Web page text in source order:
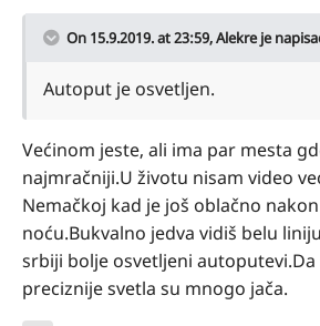
On 15.9.2019. at 23:59,Alekreje
Autoput je osvetljen.
Većinom jeste, ali ima par mesta
najmračniji.U životu nisam video
Nemačkoj kad je još oblačno
noću.Bukvalno jedva vidiš belu
srbiji bolje osvetljeni autoputevi.Da
preciznije svetla su mnogo jača.